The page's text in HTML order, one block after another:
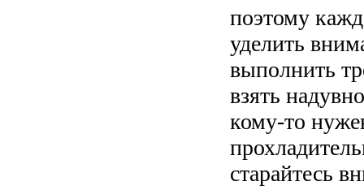
поэтому
уделить
выполнить
взять
кому-то
старайтесь